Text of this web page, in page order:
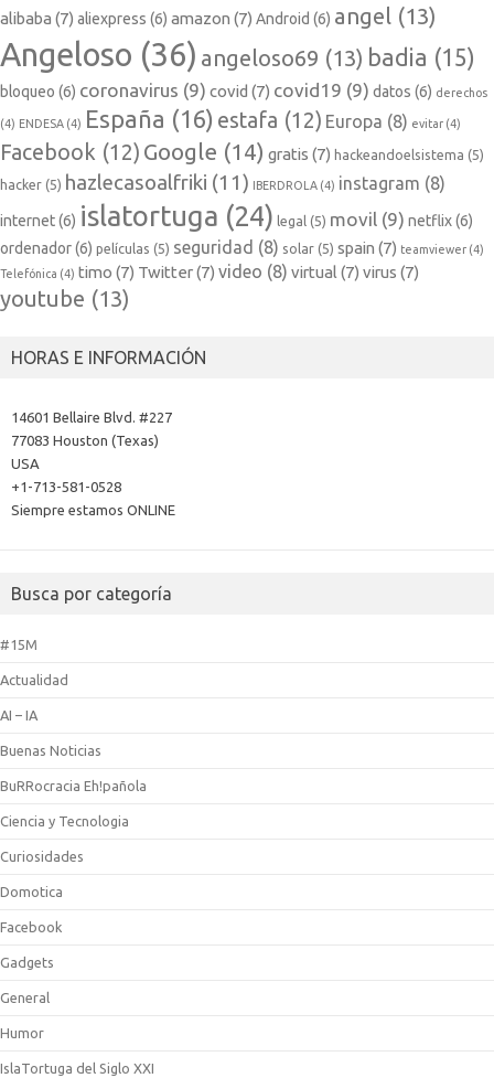
alibaba (7) aliexpress (6) amazon (7) Android (6) angel (13)
Angeloso (36) angeloso69 (13) badia (15)
bloqueo (6) coronavirus (9) covid (7) covid19 (9) datos (6) derechos
(4) ENDESA (4) España (16) estafa (12) Europa (8) evitar (4)
Facebook (12) Google (14) gratis (7) hackeandoelsistema (5)
hacker (5) hazlecasoalfriki (11) IBERDROLA (4) instagram (8)
internet(6) islatortuga (24) legal (5) movil (9) netflix(6)
ordenador(6) películas (5) seguridad (8) solar (5) spain (7) teamviewer (4)
Telefónica (4) timo (7) Twitter(7) video (8) virtual (7) virus (7)
youtube (13)
HORAS E INFORMACIÓN
14601 Bellaire Blvd. #227
77083 Houston (Texas)
USA
+1-713-581-0528
Siempre estamos ONLINE
Busca por categoría
#15M
Actualidad
AI – IA
Buenas Noticias
BuRRocracia Eh!pañola
Ciencia y Tecnologia
Curiosidades
Domotica
Facebook
Gadgets
General
Humor
IslaTortuga del Siglo XXI